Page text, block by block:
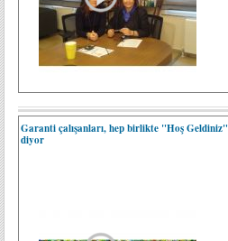
Garanti çalışanları, hep birlikte "Hoş Geldiniz"
diyor